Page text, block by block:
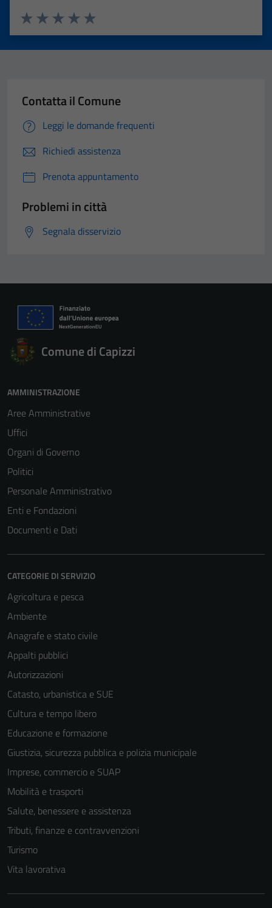
Valuta 5 stelle su 5
Valuta 4 stelle su 5
Valuta 3 stelle su 5
Valuta 2 stelle su 5
Valuta 1 stelle su 5
Contatta il Comune
Leggi le domande frequenti
Richiedi assistenza
Prenota appuntamento
Problemi in città
Segnala disservizio
Comune di Capizzi
AMMINISTRAZIONE
Aree Amministrative
Uffici
Organi di Governo
Politici
Personale Amministrativo
Enti e Fondazioni
Documenti e Dati
CATEGORIE DI SERVIZIO
Agricoltura e pesca
Ambiente
Anagrafe e stato civile
Appalti pubblici
Autorizzazioni
Catasto, urbanistica e SUE
Cultura e tempo libero
Educazione e formazione
Giustizia, sicurezza pubblica e polizia municipale
Imprese, commercio e SUAP
Mobilità e trasporti
Salute, benessere e assistenza
Tributi, finanze e contravvenzioni
Turismo
Vita lavorativa